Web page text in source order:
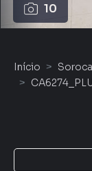
10
Início